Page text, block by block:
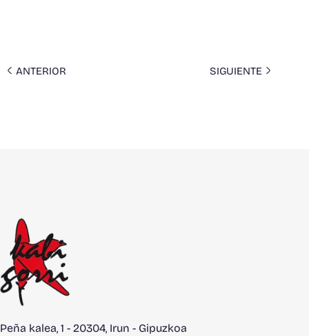
ANTERIOR SIGUIENTE
Peña kalea, 1 - 20304, Irun - Gipuzkoa